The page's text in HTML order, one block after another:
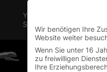
You are currently on the
Switch to the English
Wir benötigen Ihre
Website weiter
Wenn Sie unter 16
zu freiwilligen
Ihre